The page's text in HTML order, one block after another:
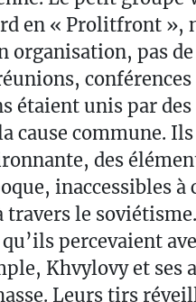
en « Prolitfront »,
organisation, pas
conférences
étaient unis par
cause commune.
des
inaccessibles à
travers le
percevaient
Khvylovy et ses
Leurs tirs